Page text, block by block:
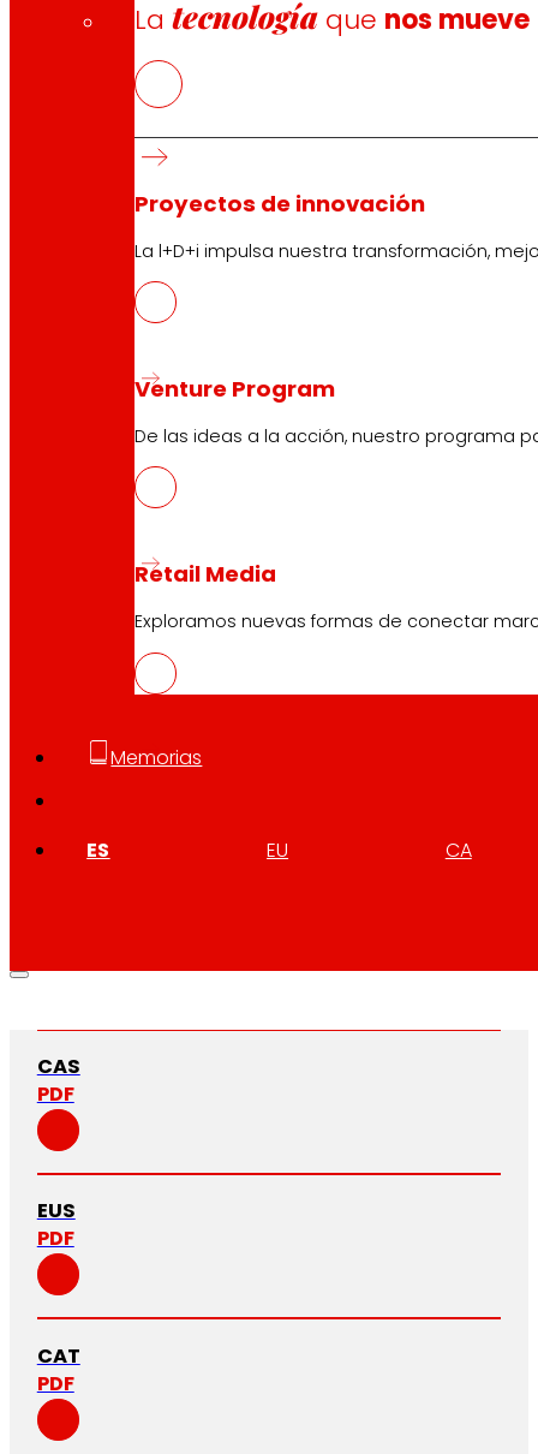
Latecnología que nos mueve
Proyectos de innovación
La l+D+i impulsa nuestra transformación,
Venture Program
De las ideas a la acción, nuestro programa
Retail Media
Exploramos nuevas formas de conectar
Memorias
ES EU CA
CAS
PDF
EUS
PDF
CAT
PDF